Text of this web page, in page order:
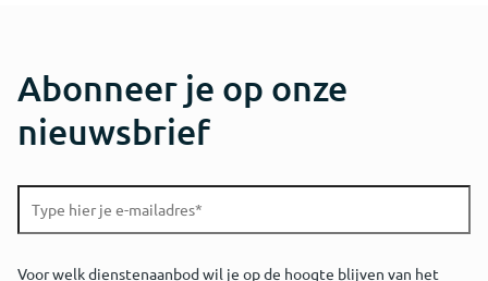
Abonneer je op onze
nieuwsbrief
Voor welk dienstenaanbod wil je op de hoogte blijven van het